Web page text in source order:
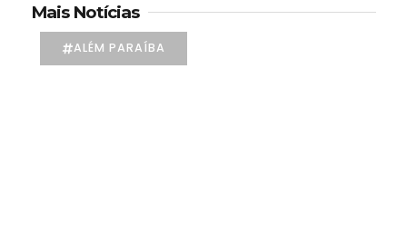
Mais Notícias
ALÉM PARAÍBA